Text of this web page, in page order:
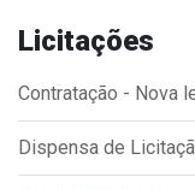
Saúde
Serviços
Licitações
Contratação - Nova
Dispensa de